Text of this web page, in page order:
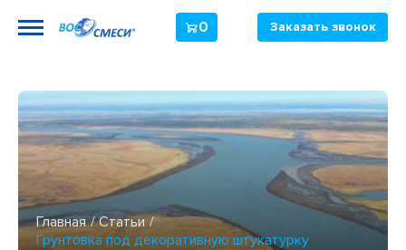
0 Заказать звонок
Главная
Статьи
Грунтовка под декоративную штукатурку